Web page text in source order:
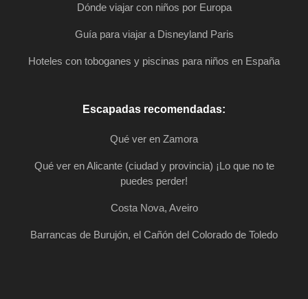
Dónde viajar con niños por Europa
Guía para viajar a Disneyland Paris
Hoteles con toboganes y piscinas para niños en España
Escapadas recomendadas:
Qué ver en Zamora
Qué ver en Alicante (ciudad y provincia) ¡Lo que no te
puedes perder!
Costa Nova, Aveiro
Barrancas de Burujón, el Cañón del Colorado de Toledo